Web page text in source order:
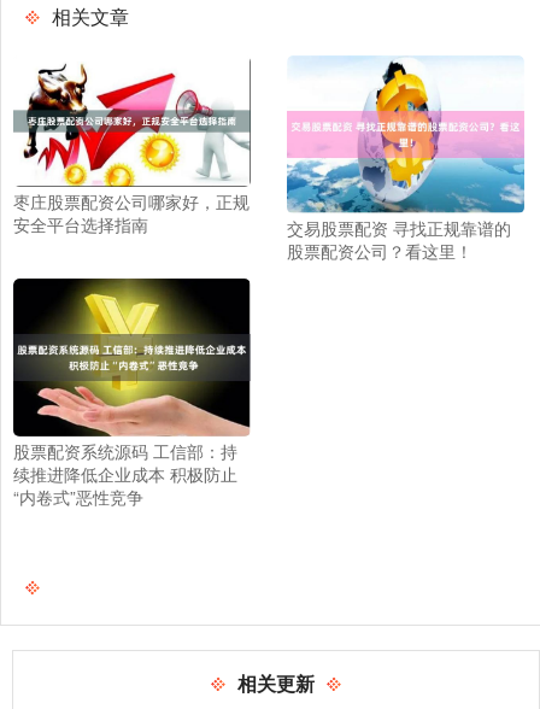
相关文章
枣庄股票配资公司哪家好，正规
安全平台选择指南
交易股票配资 寻找正规靠谱的
股票配资公司？看这里！
股票配资系统源码 工信部：持
续推进降低企业成本 积极防止
“内卷式”恶性竞争
相关更新